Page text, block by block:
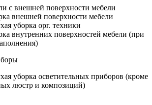
с внешней поверхности мебели
внешней поверхности мебели
уборка орг. техники
внутренних поверхностей мебели (при
уборка осветительных приборов (кроме
люстр и композиций)